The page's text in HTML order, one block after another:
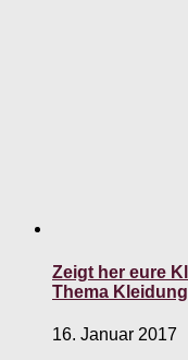
Zeigt her eure
Thema Kleidung
16. Januar 2017